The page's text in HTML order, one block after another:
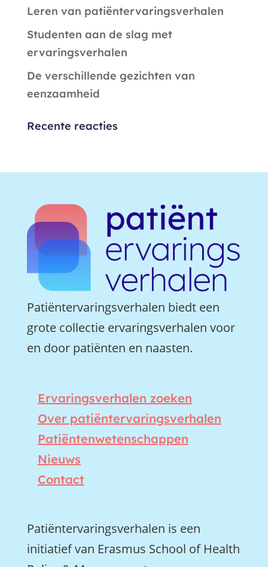
Leren van patiëntervaringsverhalen
Studenten aan de slag met
ervaringsverhalen
De verschillende gezichten van
eenzaamheid
Recente reacties
Patiëntervaringsverhalen biedt een
grote collectie ervaringsverhalen voor
en door patiënten en naasten.
Ervaringsverhalen zoeken
Over patiëntervaringsverhalen
Patiëntenwetenschappen
Nieuws
Contact
Patiëntervaringsverhalen is een
initiatief van Erasmus School of Health